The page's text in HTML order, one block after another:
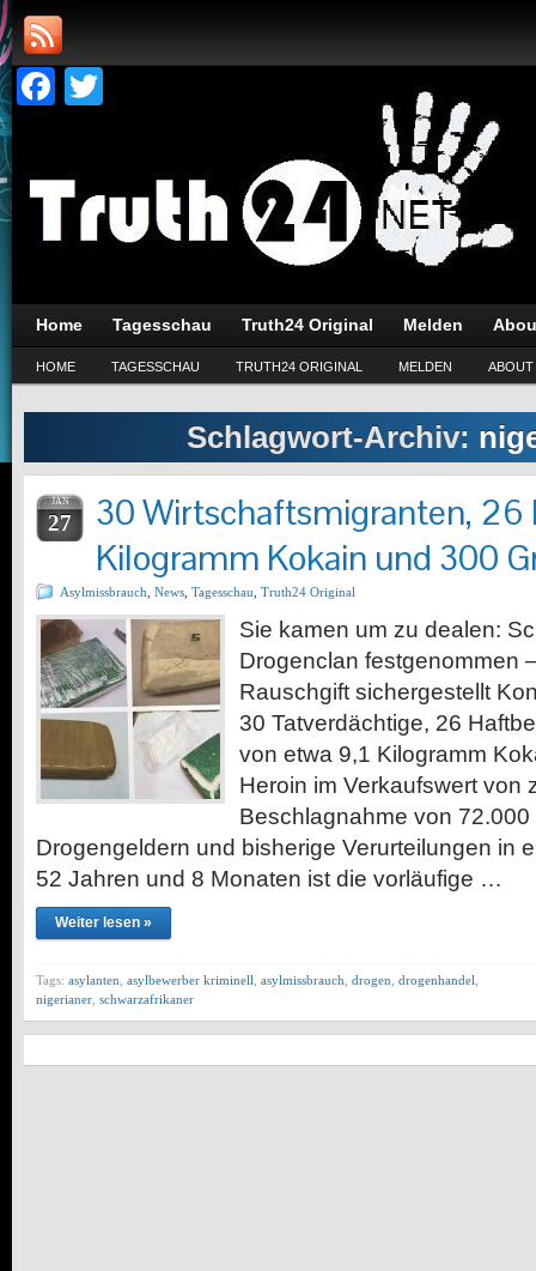
Facebook
Home Tagesschau Truth24 Original Melden
HOME TAGESSCHAU TRUTH24 ORIGINAL MELDEN ABOUT
Schlagwort-Archiv:
JAN
27
30 Wirtschaftsmigranten, 26
Kilogramm Kokain und 300
Asylmissbrauch News Tagesschau Truth24 Original
Sie kamen um zu dealen:
Drogenclan festgenommen
Rauschgift sichergestellt
30 Tatverdächtige, 26
von etwa 9,1 Kilogramm
Heroin im Verkaufswert von
Beschlagnahme von
Drogengeldern und bisherige Verurteilungen in
52 Jahren und 8 Monaten ist die vorläufige …
Weiter lesen »
Tags: asylanten asylbewerber kriminell asylmissbrauch drogen drogenhandel
nigerianer schwarzafrikaner